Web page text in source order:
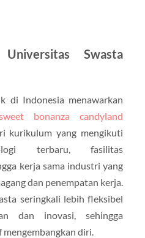
Swasta
di Indonesia menawarkan
bonanza candyland
kurikulum yang mengikuti
terbaru, fasilitas
kerja sama industri yang
dan penempatan kerja.
seringkali lebih fleksibel
dan inovasi, sehingga
mengembangkan diri.